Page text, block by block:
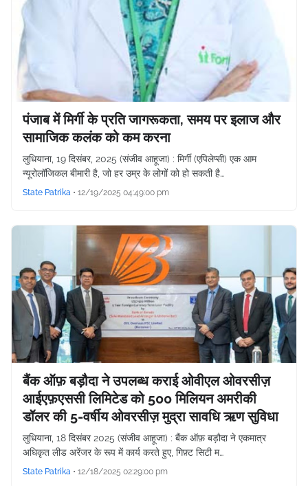
पंजाब में मिर्गी के प्रति जागरूकता, समय पर इलाज और
सामाजिक कलंक को कम करना
लुधियाना, 19 दिसंबर, 2025 (संजीव आहूजा) : मिर्गी (एपिलेप्सी) एक आम
न्यूरोलॉजिकल बीमारी है, जो हर उम्र के लोगों को हो सकती है…
State Patrika • 12/19/2025 04:49:00 pm
बैंक ऑफ़ बड़ौदा ने उपलब्ध कराई ओवीएल ओवरसीज़
आईएफ़एससी लिमिटेड को 500 मिलियन अमरीकी
डॉलर की 5-वर्षीय ओवरसीज़ मुद्रा सावधि ऋण सुविधा
लुधियाना, 18 दिसंबर 2025 (संजीव आहूजा) : बैंक ऑफ़ बड़ौदा ने एकमात्र
अधिकृत लीड अरेंजर के रूप में कार्य करते हुए, गिफ़्ट सिटी म…
State Patrika • 12/18/2025 02:29:00 pm